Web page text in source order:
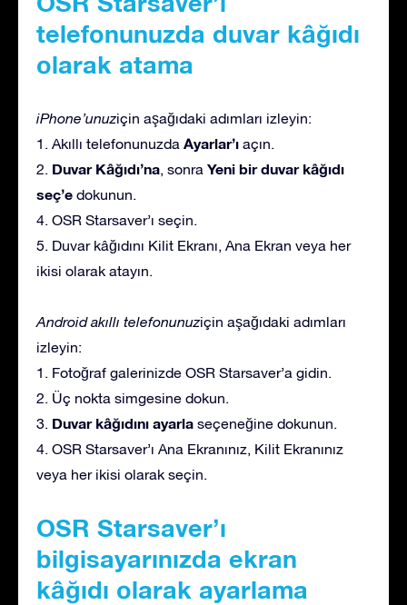
telefonunuzda duvar kâğıdı
olarak atama
iPhone’unuziçin aşağıdaki adımları izleyin:
1. Akıllı telefonunuzda Ayarlar’ı açın.
2. Duvar Kâğıdı’na , sonra Yeni bir duvar kâğıdı
seç’e dokunun.
4. OSR Starsaver’ı seçin.
5. Duvar kâğıdını Kilit Ekranı, Ana Ekran veya her
ikisi olarak atayın.
Android akıllı telefonunuziçin aşağıdaki adımları
izleyin:
1. Fotoğraf galerinizde OSR Starsaver’a gidin.
2. Üç nokta simgesine dokun.
3. Duvar kâğıdını ayarla seçeneğine dokunun.
4. OSR Starsaver’ı Ana Ekranınız, Kilit Ekranınız
veya her ikisi olarak seçin.
OSR Starsaver’ı
bilgisayarınızda ekran
kâğıdı olarak ayarlama